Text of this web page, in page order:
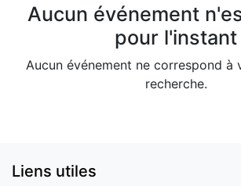
Aucun événement
pour l'instant
Aucun événement ne correspond à
recherche.
Liens utiles